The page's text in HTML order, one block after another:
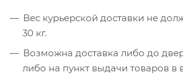
Вес курьерской доставки не
30 кг.
Возможна доставка либо до
либо на пункт выдачи товаров в